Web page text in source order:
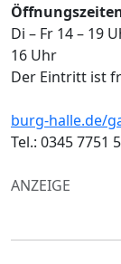
Di – Fr 14 – 19
16 Uhr
Der Eintritt ist
burg-halle.de/
Tel.: 0345 7751
ANZEIGE